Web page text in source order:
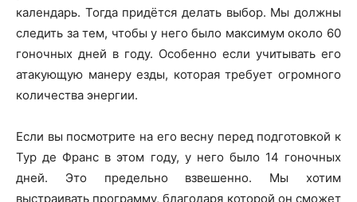
календарь. Тогда придётся делать выбор. Мы должны
следить за тем, чтобы у него было максимум около 60
гоночных дней в году. Особенно если учитывать его
атакующую манеру езды, которая требует огромного
количества энергии.
Если вы посмотрите на его весну перед подготовкой к
Тур де Франс в этом году, у него было 14 гоночных
дней. Это предельно взвешенно. Мы хотим
выстраивать программу, благодаря которой он сможет